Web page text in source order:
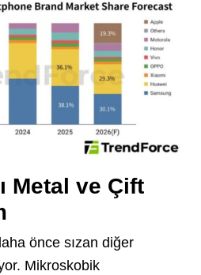
Metal ve Çift
önce sızan diğer
Mikroskobik